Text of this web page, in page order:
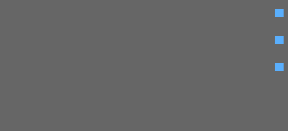
■
■
■